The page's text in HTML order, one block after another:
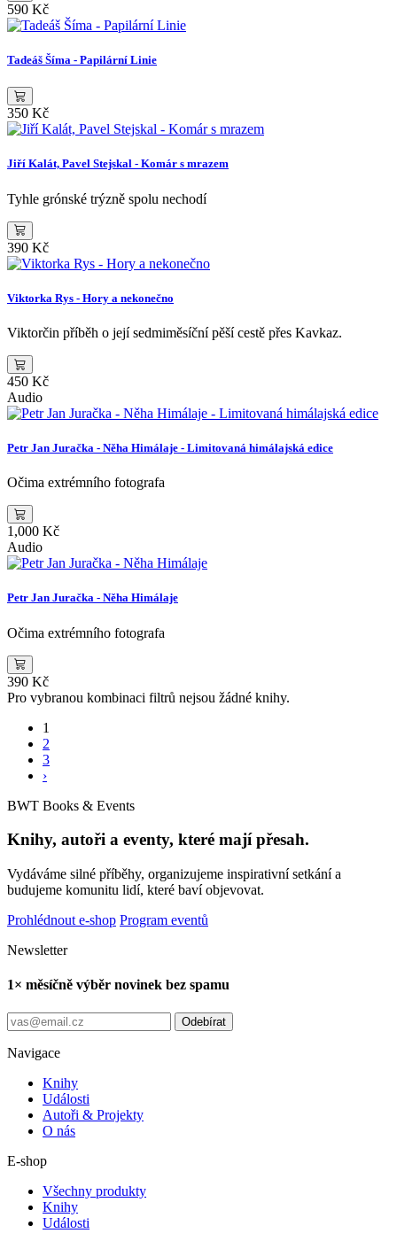
590 Kč
Tadeáš Šíma - Papilární Linie
350 Kč
Jiří Kalát, Pavel Stejskal - Komár s mrazem
Tyhle grónské trýzně spolu nechodí
390 Kč
Viktorka Rys - Hory a nekonečno
Viktorčin příběh o její sedmiměsíční pěší cestě přes Kavkaz.
450 Kč
Audio
Petr Jan Juračka - Něha Himálaje - Limitovaná himálajská edice
Očima extrémního fotografa
1,000 Kč
Audio
Petr Jan Juračka - Něha Himálaje
Očima extrémního fotografa
390 Kč
Pro vybranou kombinaci filtrů nejsou žádné knihy.
1
2
3
›
BWT Books & Events
Knihy, autoři a eventy, které mají přesah.
Vydáváme silné příběhy, organizujeme inspirativní setkání a
budujeme komunitu lidí, které baví objevovat.
Prohlédnout e-shop Program eventů
Newsletter
1× měsíčně výběr novinek bez spamu
Odebírat
Navigace
Knihy
Události
Autoři & Projekty
O nás
E-shop
Všechny produkty
Knihy
Události